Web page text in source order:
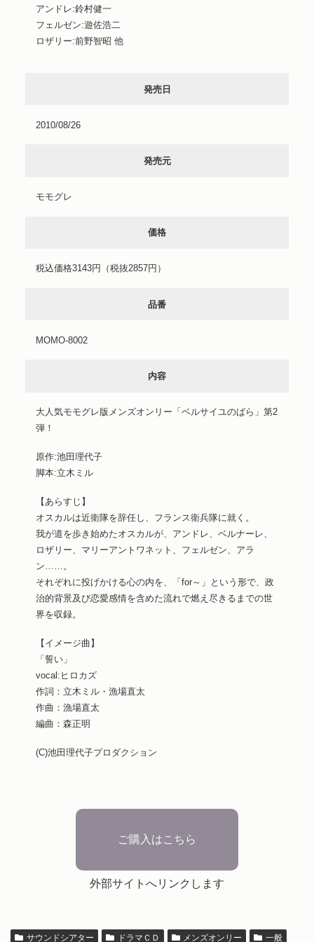
アンドレ:鈴村健一
フェルゼン:遊佐浩二
ロザリー:前野智昭 他
発売日
2010/08/26
発売元
モモグレ
価格
税込価格3143円（税抜2857円）
品番
MOMO-8002
内容
大人気モモグレ版メンズオンリー「ベルサイユのばら」第2
弾！
原作:池田理代子
脚本:立木ミル
【あらすじ】
オスカルは近衛隊を辞任し、フランス衛兵隊に就く。
我が道を歩き始めたオスカルが、アンドレ、ベルナーレ、
ロザリー、マリーアントワネット、フェルゼン、アラ
ン……。
それぞれに投げかける心の内を、「for～」という形で、政
治的背景及び恋愛感情を含めた流れで燃え尽きるまでの世
界を収録。
【イメージ曲】
「誓い」
vocal:ヒロカズ
作詞：立木ミル・漁場直太
作曲：漁場直太
編曲：森正明
(C)池田理代子プロダクション
ご購入はこちら
外部サイトへリンクします
サウンドシアター ドラマＣＤ メンズオンリー 一般